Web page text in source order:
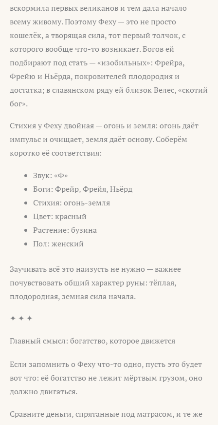
вскормила первых великанов и тем дала начало
всему живому. Поэтому Феху — это не просто
кошелёк, а творящая сила, тот первый толчок, с
которого вообще что-то возникает. Богов ей
подбирают под стать — «изобильных»: Фрейра,
Фрейю и Ньёрда, покровителей плодородия и
достатка; в славянском ряду ей близок Велес, «скотий
бог».
Стихия у Феху двойная — огонь и земля: огонь даёт
импульс и очищает, земля даёт основу. Соберём
коротко её соответствия:
Звук: «Ф»
Боги: Фрейр, Фрейя, Ньёрд
Стихия: огонь-земля
Цвет: красный
Растение: бузина
Пол: женский
Заучивать всё это наизусть не нужно — важнее
почувствовать общий характер руны: тёплая,
плодородная, земная сила начала.
✦ ✦ ✦
Главный смысл: богатство, которое движется
Если запомнить о Феху что-то одно, пусть это будет
вот что: её богатство не лежит мёртвым грузом, оно
должно двигаться.
Сравните деньги, спрятанные под матрасом, и те же